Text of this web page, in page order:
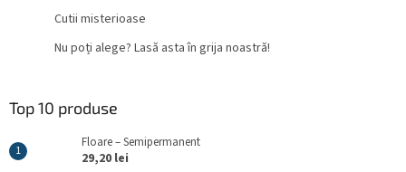
Cutii misterioase
Nu poți alege? Lasă asta în grija noastră!
Top 10 produse
Floare – Semipermanent
29,20 lei